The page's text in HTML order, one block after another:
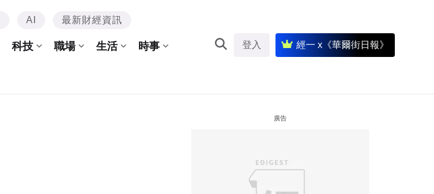
AI 最新財經資訊
科技 職場 生活 時事 登入 經一 x《華爾街日報》
廣告